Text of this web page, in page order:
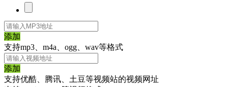
添加
支持mp3、m4a、ogg、wav等格式
添加
支持优酷、腾讯、土豆等视频站的视频网址